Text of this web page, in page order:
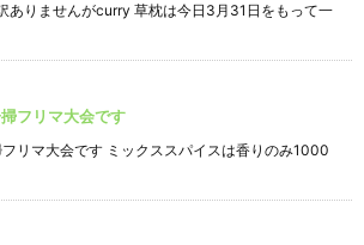
ありませんがcurry 草枕は今日3月31日をもって一
フリマ大会です
リマ大会です ミックススパイスは香りのみ1000